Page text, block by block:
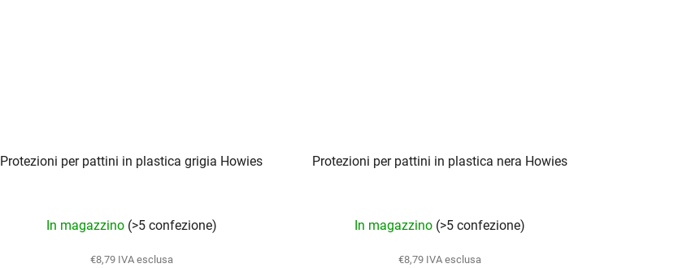
Protezioni per pattini in plastica grigia Howies
In magazzino (>5 confezione)
€8,79 IVA esclusa
Protezioni per pattini in plastica nera Howies
In magazzino (>5 confezione)
€8,79 IVA esclusa